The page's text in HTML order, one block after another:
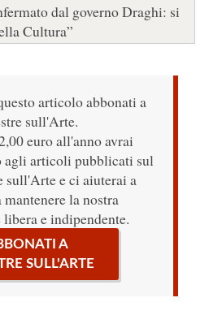
dal governo Draghi: si
Cultura”
articolo abbonati a
sull'Arte.
euro all'anno avrai
agli articoli pubblicati sul
sull'Arte e ci aiuterai a
mantenere la nostra
e indipendente.
A
SULL'ARTE